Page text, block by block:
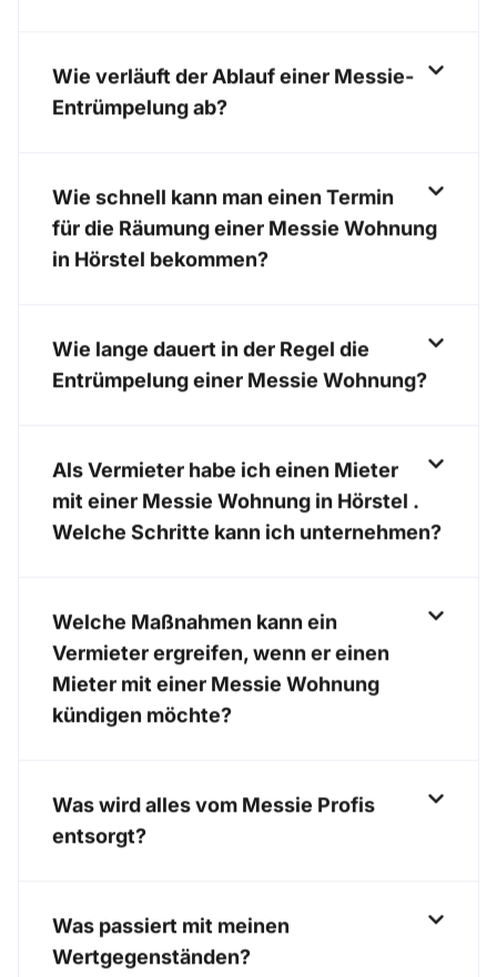
Wie verläuft der Ablauf einer Messie-
Entrümpelung ab?
Wie schnell kann man einen Termin
für die Räumung einer Messie Wohnung
in Hörstel bekommen?
Wie lange dauert in der Regel die
Entrümpelung einer Messie Wohnung?
Als Vermieter habe ich einen Mieter
mit einer Messie Wohnung in Hörstel .
Welche Schritte kann ich unternehmen?
Welche Maßnahmen kann ein
Vermieter ergreifen, wenn er einen
Mieter mit einer Messie Wohnung
kündigen möchte?
Was wird alles vom Messie Profis
entsorgt?
Was passiert mit meinen
Wertgegenständen?